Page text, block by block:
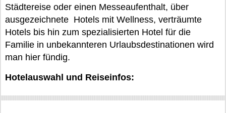
Städtereise oder einen Messeaufenthalt, über
ausgezeichnete Hotels mit Wellness, verträumte
Hotels bis hin zum spezialisierten Hotel für die
Familie in unbekannteren Urlaubsdestinationen wird
man hier fündig.
Hotelauswahl und Reiseinfos: